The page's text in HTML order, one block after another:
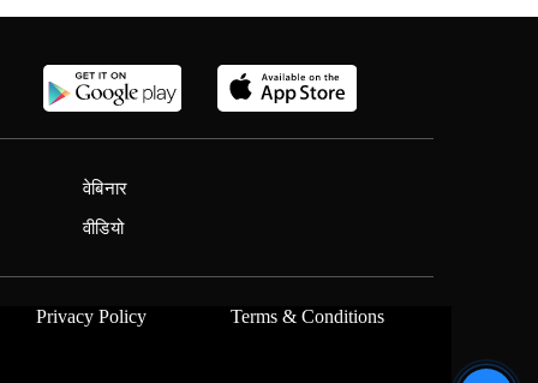
वेबिनार
वीडियो
Privacy Policy Terms & Conditions